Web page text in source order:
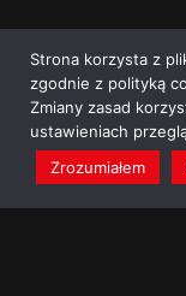
Strona korzysta z
zgodnie z polityką
Zmiany zasad
ustawieniach
Zrozumiałem